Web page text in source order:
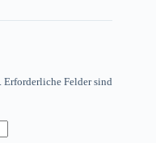
Erforderliche Felder sind